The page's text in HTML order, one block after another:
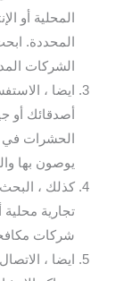
المحلية أو
المحددة.
الشركات
ايضا ،
أصدقائك أو
الحشرات في
يوصون بها
كذلك ، البحث
تجارية محلية
شركات
ايضا ،